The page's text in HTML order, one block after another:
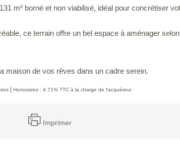
m² borné et non viabilisé, idéal pour concrétiser
ce terrain offre un bel espace à aménager
maison de vos rêves dans un cadre serein.
Honoraires : 4.71% TTC à la charge de l'acquéreur
Imprimer